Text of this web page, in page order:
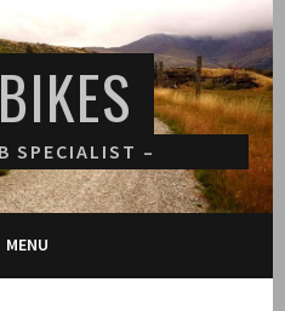
SPECIALIST –
MENU